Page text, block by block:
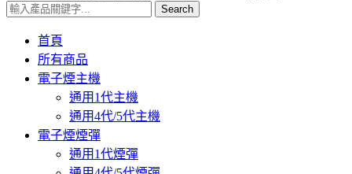
Search
首頁
所有商品
電子煙主機
通用1代主機
通用4代/5代主機
電子煙煙彈
通用1代煙彈